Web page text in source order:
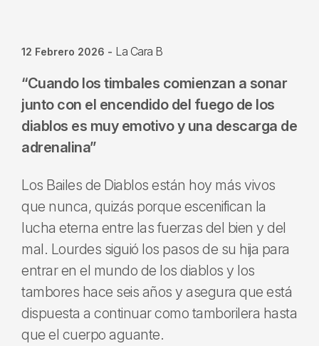
12 Febrero 2026 - La Cara B
“Cuando los timbales comienzan a sonar
junto con el encendido del fuego de los
diablos es muy emotivo y una descarga de
adrenalina”
Los Bailes de Diablos están hoy más vivos
que nunca, quizás porque escenifican la
lucha eterna entre las fuerzas del bien y del
mal. Lourdes siguió los pasos de su hija para
entrar en el mundo de los diablos y los
tambores hace seis años y asegura que está
dispuesta a continuar como tamborilera hasta
que el cuerpo aguante.